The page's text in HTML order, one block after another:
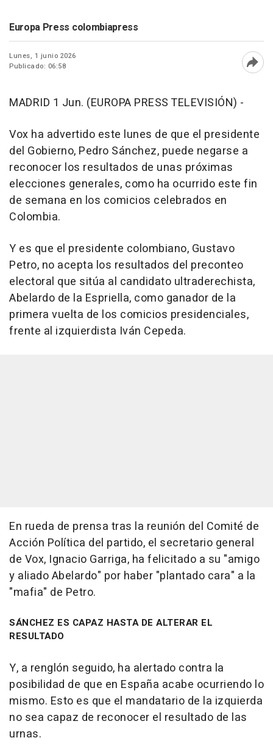
Europa Press colombiapress
Lunes, 1 junio 2026
Publicado: 06:58
MADRID 1 Jun. (EUROPA PRESS TELEVISIÓN) -
Vox ha advertido este lunes de que el presidente
del Gobierno, Pedro Sánchez, puede negarse a
reconocer los resultados de unas próximas
elecciones generales, como ha ocurrido este fin
de semana en los comicios celebrados en
Colombia.
Y es que el presidente colombiano, Gustavo
Petro, no acepta los resultados del preconteo
electoral que sitúa al candidato ultraderechista,
Abelardo de la Espriella, como ganador de la
primera vuelta de los comicios presidenciales,
frente al izquierdista Iván Cepeda.
En rueda de prensa tras la reunión del Comité de
Acción Política del partido, el secretario general
de Vox, Ignacio Garriga, ha felicitado a su "amigo
y aliado Abelardo" por haber "plantado cara" a la
"mafia" de Petro.
SÁNCHEZ ES CAPAZ HASTA DE ALTERAR EL
RESULTADO
Y, a renglón seguido, ha alertado contra la
posibilidad de que en España acabe ocurriendo lo
mismo. Esto es que el mandatario de la izquierda
no sea capaz de reconocer el resultado de las
urnas.